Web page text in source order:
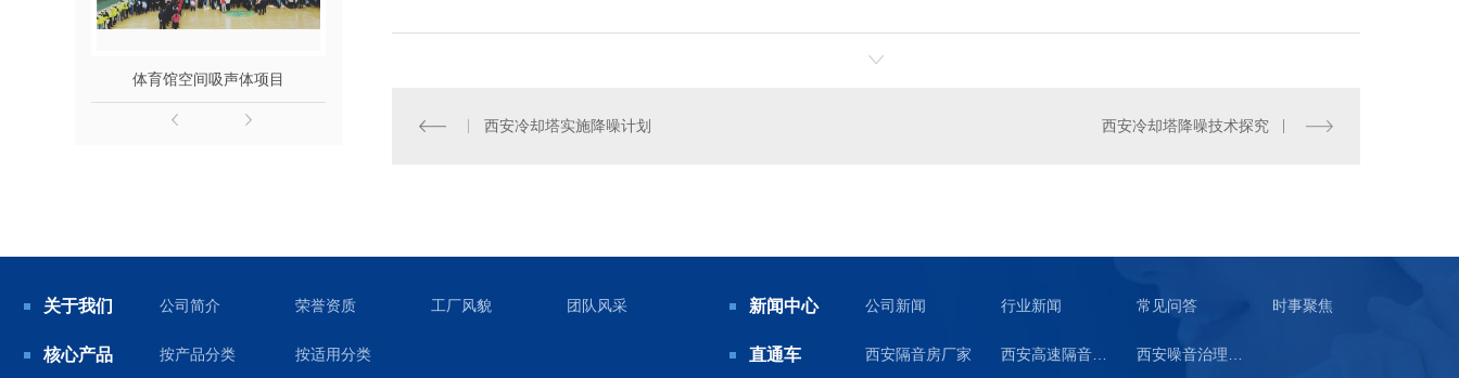
体育馆空间吸声体项目
西安冷却塔实施降噪计划 西安冷却塔降噪技术探究
关于我们 公司简介 荣誉资质 工厂风貌 团队风采 新闻中心 公司新闻 行业新闻 常见问答 时事聚焦
核心产品 按产品分类 按适用分类 直通车 西安隔音房厂家 西安高速隔音板生产 西安噪音治理工程